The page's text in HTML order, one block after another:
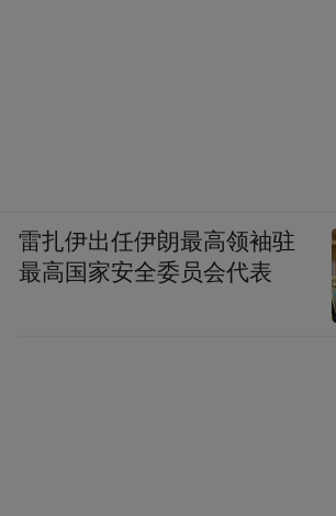
雷扎伊出任伊朗最高领袖驻
最高国家安全委员会代表